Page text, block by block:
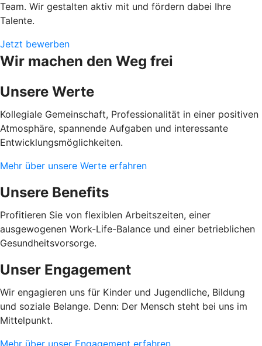
Team. Wir gestalten aktiv mit und fördern dabei Ihre
Talente.
Jetzt bewerben
Wir machen den Weg frei
Unsere Werte
Kollegiale Gemeinschaft, Professionalität in einer positiven
Atmosphäre, spannende Aufgaben und interessante
Entwicklungsmöglichkeiten.
Mehr über unsere Werte erfahren
Unsere Benefits
Profitieren Sie von flexiblen Arbeitszeiten, einer
ausgewogenen Work-Life-Balance und einer betrieblichen
Gesundheitsvorsorge.
Unser Engagement
Wir engagieren uns für Kinder und Jugendliche, Bildung
und soziale Belange. Denn: Der Mensch steht bei uns im
Mittelpunkt.
Mehr über unser Engagement erfahren